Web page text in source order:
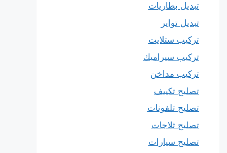
تبديل بطاريات
تبديل تواير
تركيب ستلايت
تركيب سيراميك
تركيب مداخن
تصليح تكييف
تصليح تلفونات
تصليح ثلاجات
تصليح سيارات